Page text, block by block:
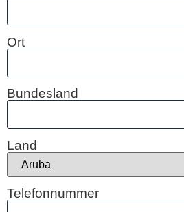
Ort
Bundesland
Land
Telefonnummer